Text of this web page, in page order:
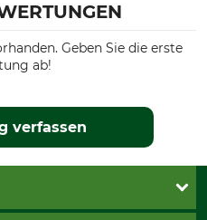
Geben Sie die erste
ab!
verfassen